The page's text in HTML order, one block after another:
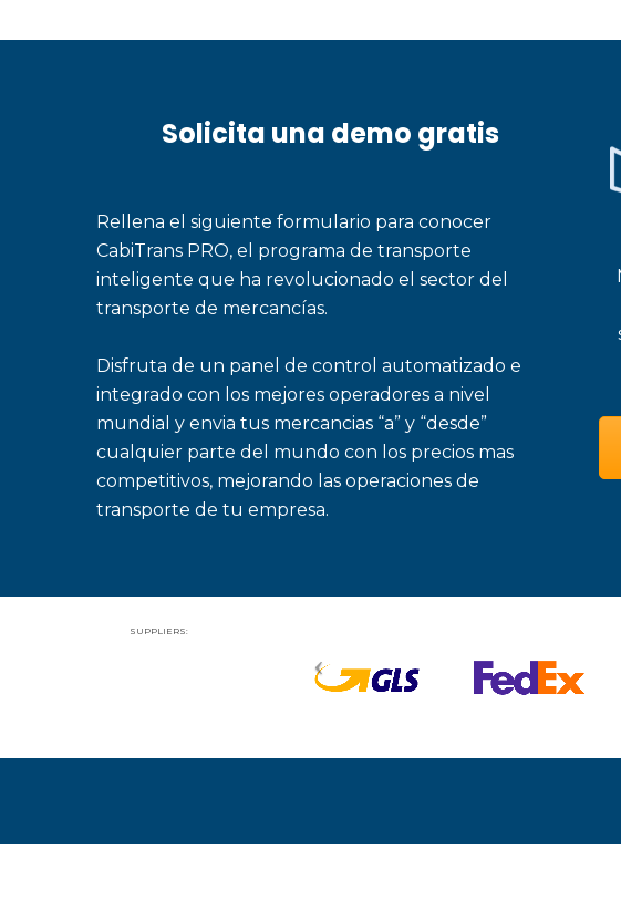
Solicita una demo gratis
Rellena el siguiente formulario para conocer
CabiTrans PRO, el programa de transporte
inteligente que ha revolucionado el sector del
transporte de mercancías.
Disfruta de un panel de control automatizado e
integrado con los mejores operadores a nivel
mundial y envia tus mercancias “a” y “desde”
cualquier parte del mundo con los precios mas
competitivos, mejorando las operaciones de
transporte de tu empresa.
SUPPLIERS: